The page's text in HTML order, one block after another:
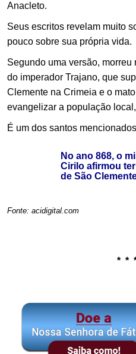
Anacleto.
Seus escritos revelam muito
pouco sobre sua própria vida.
Segundo uma versão,
do imperador Trajano, que
Clemente na Crimeia e o
evangelizar a população
É um dos santos
No ano 868, o
Cirilo afirmou
de São
Fonte: acidigital.com
* *